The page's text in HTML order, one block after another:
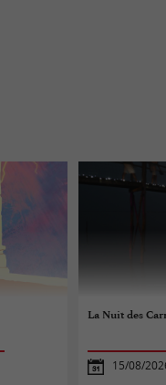
La Nuit des
15/08/